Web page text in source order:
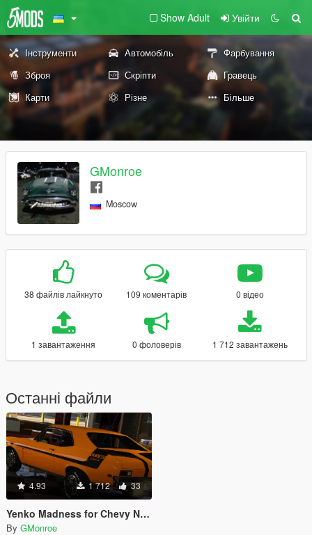
Show Adult Увійти
Інструменти Автомобіль
Фарбування
Зброя
Скріпти
Гравець
Карти
Різне Більше
GMonroe
Moscow
38 файлів лайкнуто 109 коментарів 0 відео
1 завантаження 0 фоловерів 1 712 завантажень
Останні файли
4.93 1 712 33
Yenko Madness for Chevy Nova 69
By GMonroe